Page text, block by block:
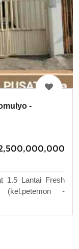
-
1.5 Lantai Fresh
(kel.petemon -